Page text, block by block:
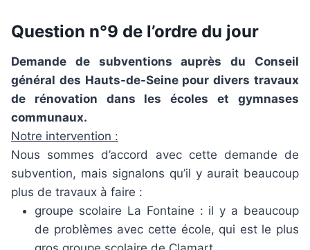
Question n°9 de l’ordre du jour
Demande de subventions auprès du Conseil
général des Hauts-de-Seine pour divers travaux
de rénovation dans les écoles et gymnases
communaux.
Notre intervention :
Nous sommes d’accord avec cette demande de
subvention, mais signalons qu’il y aurait beaucoup
plus de travaux à faire :
groupe scolaire La Fontaine : il y a beaucoup
de problèmes avec cette école, qui est le plus